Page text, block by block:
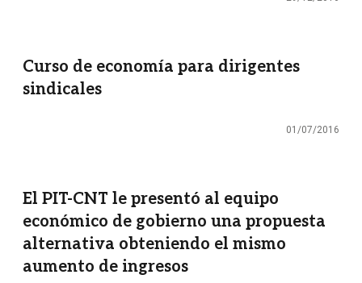
Curso de economía para dirigentes
sindicales
01/07/2016
El PIT-CNT le presentó al equipo
económico de gobierno una propuesta
alternativa obteniendo el mismo
aumento de ingresos